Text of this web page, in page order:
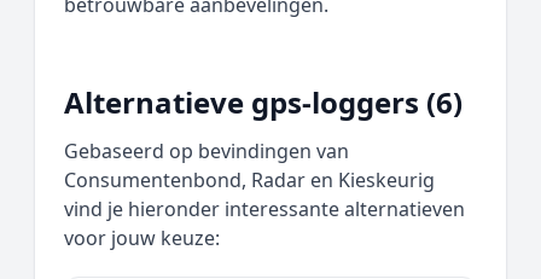
Alternatieve gps-loggers (6)
Gebaseerd op bevindingen van
Consumentenbond, Radar en Kieskeurig
vind je hieronder interessante alternatieven
voor jouw keuze: